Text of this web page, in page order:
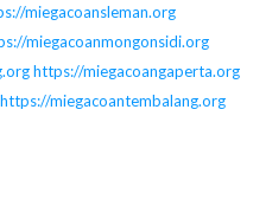
miegacoansleman.org
miegacoanmongonsidi.org
https://miegacoangaperta.org
https://miegacoantembalang.org